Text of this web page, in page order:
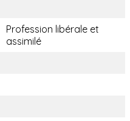
Profession libérale et
assimilé